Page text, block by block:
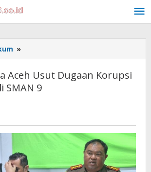
»
Banda
Usut
Dugaan
9
Aceh Usut Dugaan Korupsi
SMAN 9